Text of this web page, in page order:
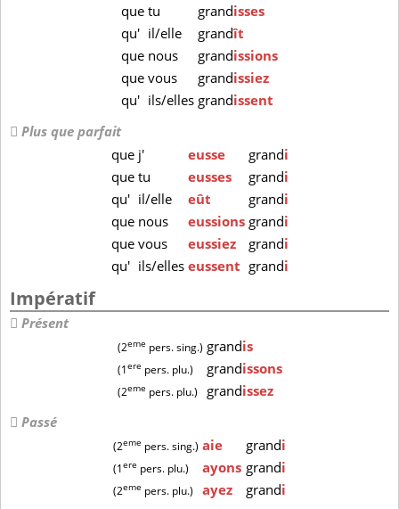
quetu grandisses
qu' il/elle grandît
que nous grandissions
quevous grandissiez
qu' ils/elles grandissent
Plus que parfait
que j' eusse grandi
que tu eusses grandi
qu' il/elle eût grandi
que nous eussions grandi
que vous eussiez grandi
qu' ils/elles eussent grandi
Impératif
Présent
(2eme pers. sing.) grandis
(1ere pers. plu.) grandissons
(2eme pers. plu.) grandissez
Passé
(2eme pers. sing.) aie grandi
(1ere pers. plu.) ayons grandi
(2eme pers. plu.) ayez grandi